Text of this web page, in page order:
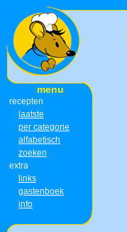
menu
recepten
laatste
per categorie
alfabetisch
zoeken
extra
links
gastenboek
info